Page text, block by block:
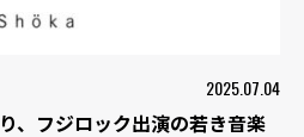
2025.07.04
、フジロック出演の若き音楽